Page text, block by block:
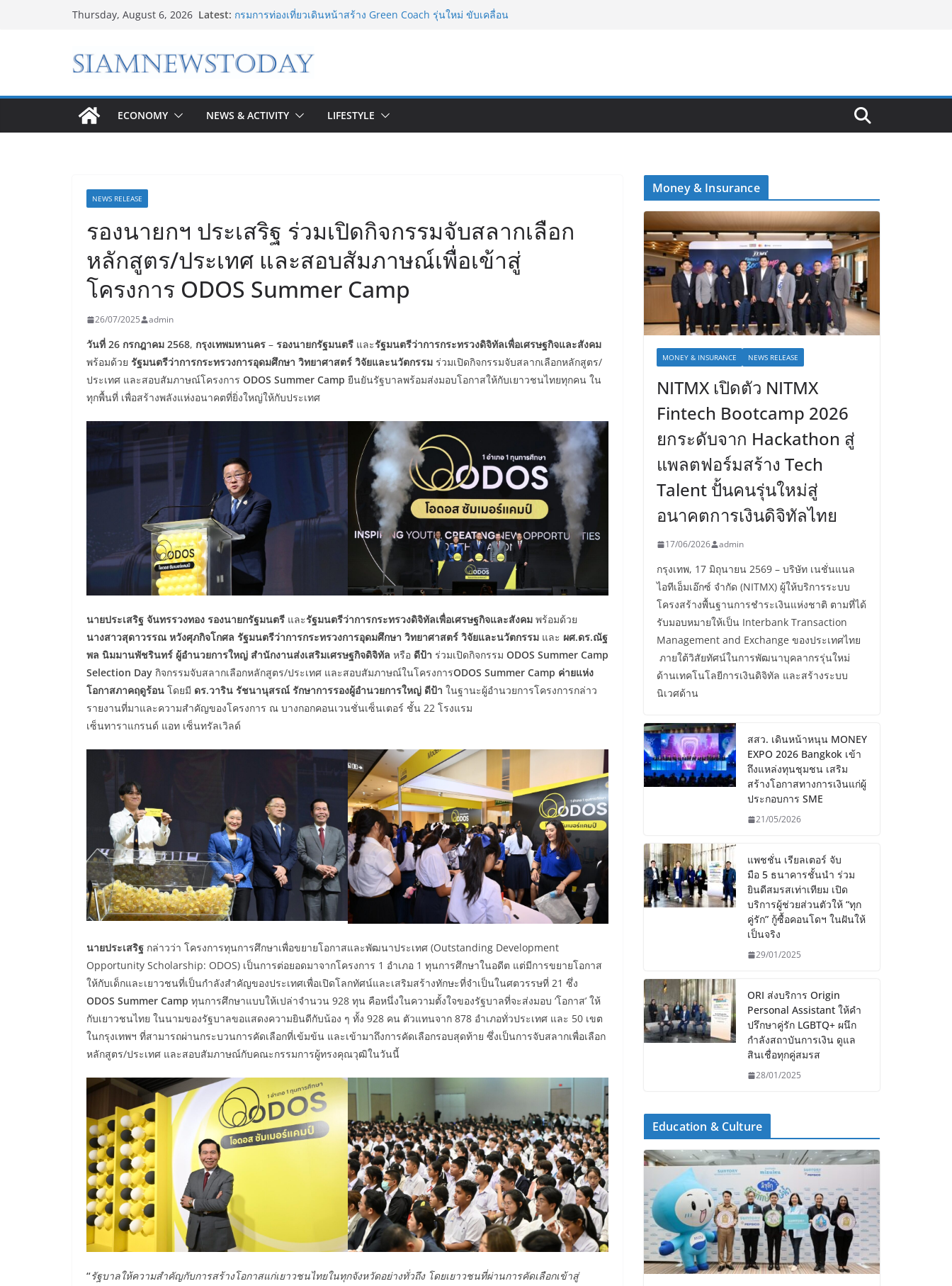
Thursday, August 6, 2026 Latest: เจาะเบื้องหลังความสำเร็จของ The 1 Day 2026 จากแคมเปญสู่
การท่องเที่ยวไทยสู่มาตรฐานสากล ภายใต้ Thailand Green
Tourism Plan 2030
100% ครองที่ 1 ในใจผู้บริโภค 8 ปีซ้อน
“อนาคตของลูก” เริ่มต้นจากการเลือกโรงเรียนที่ใช่ !!! เปิดมุมมอง
ECONOMY NEWS & ACTIVITY LIFESTYLE
NEWS RELEASE
รองนายกฯ ประเสริฐ ร่วมเปิดกิจกรรมจับสลากเลือก
หลักสูตร/ประเทศ และสอบสัมภาษณ์เพื่อเข้าสู่
โครงการ ODOS Summer Camp
26/07/2025 admin
วันที่ 26 กรกฎาคม 2568, กรุงเทพมหานคร – รองนายกรัฐมนตรี และรัฐมนตรีว่าการกระทรวงดิจิทัลเพื่อเศรษฐกิจและสังคม
พร้อมด้วย รัฐมนตรีว่าการกระทรวงการอุดมศึกษา วิทยาศาสตร์ วิจัยและนวัตกรรม ร่วมเปิดกิจกรรมจับสลากเลือกหลักสูตร/
ประเทศ และสอบสัมภาษณ์โครงการ ODOS Summer Camp ยืนยันรัฐบาลพร้อมส่งมอบโอกาสให้กับเยาวชนไทยทุกคน ใน
ทุกพื้นที่ เพื่อสร้างพลังแห่งอนาคตที่ยิ่งใหญ่ให้กับประเทศ
นายประเสริฐ จันทรรวงทอง รองนายกรัฐมนตรี และรัฐมนตรีว่าการกระทรวงดิจิทัลเพื่อเศรษฐกิจและสังคม พร้อมด้วย
นางสาวสุดาวรรณ หวังศุภกิจโกศล รัฐมนตรีว่าการกระทรวงการอุดมศึกษา วิทยาศาสตร์ วิจัยและนวัตกรรม และ ผศ.ดร.ณัฐ
พล นิมมานพัชรินทร์ ผู้อำนวยการใหญ่ สำนักงานส่งเสริมเศรษฐกิจดิจิทัล หรือ ดีป้า ร่วมเปิดกิจกรรม ODOS Summer Camp
Selection Day กิจกรรมจับสลากเลือกหลักสูตร/ประเทศ และสอบสัมภาษณ์ในโครงการODOS Summer Camp ค่ายแห่ง
โอกาสภาคฤดูร้อน โดยมี ดร.วาริน รัชนานุสรณ์ รักษาการรองผู้อำนวยการใหญ่ ดีป้า ในฐานะผู้อำนวยการโครงการกล่าว
รายงานที่มาและความสำคัญของโครงการ ณ บางกอกคอนเวนชั่นเซ็นเตอร์ ชั้น 22 โรงแรม
เซ็นทาราแกรนด์ แอท เซ็นทรัลเวิลด์
นายประเสริฐ กล่าวว่า โครงการทุนการศึกษาเพื่อขยายโอกาสและพัฒนาประเทศ (Outstanding Development
Opportunity Scholarship: ODOS) เป็นการต่อยอดมาจากโครงการ 1 อำเภอ 1 ทุนการศึกษาในอดีต แต่มีการขยายโอกาส
ให้กับเด็กและเยาวชนที่เป็นกำลังสำคัญของประเทศเพื่อเปิดโลกทัศน์และเสริมสร้างทักษะที่จำเป็นในศตวรรษที่ 21 ซึ่ง
ODOS Summer Camp ทุนการศึกษาแบบให้เปล่าจำนวน 928 ทุน คือหนึ่งในความตั้งใจของรัฐบาลที่จะส่งมอบ ‘โอกาส’ ให้
กับเยาวชนไทย ในนามของรัฐบาลขอแสดงความยินดีกับน้อง ๆ ทั้ง 928 คน ตัวแทนจาก 878 อำเภอทั่วประเทศ และ 50 เขต
ในกรุงเทพฯ ที่สามารถผ่านกระบวนการคัดเลือกที่เข้มข้น และเข้ามาถึงการคัดเลือกรอบสุดท้าย ซึ่งเป็นการจับสลากเพื่อเลือก
หลักสูตร/ประเทศ และสอบสัมภาษณ์กับคณะกรรมการผู้ทรงคุณวุฒิในวันนี้
“รัฐบาลให้ความสำคัญกับการสร้างโอกาสแก่เยาวชนไทยในทุกจังหวัดอย่างทั่วถึง โดยเยาวชนที่ผ่านการคัดเลือกเข้าสู่
Money & Insurance
MONEY & INSURANCE NEWS RELEASE
NITMX เปิดตัว NITMX
Fintech Bootcamp 2026
ยกระดับจาก Hackathon สู่
แพลตฟอร์มสร้าง Tech
Talent ปั้นคนรุ่นใหม่สู่
อนาคตการเงินดิจิทัลไทย
17/06/2026 admin
กรุงเทพ, 17 มิถุนายน 2569 – บริษัท เนชั่นแนล
ไอทีเอ็มเอ๊กซ์ จำกัด (NITMX) ผู้ให้บริการระบบ
โครงสร้างพื้นฐานการชำระเงินแห่งชาติ ตามที่ได้
รับมอบหมายให้เป็น Interbank Transaction
Management and Exchange ของประเทศไทย
ภายใต้วิสัยทัศน์ในการพัฒนาบุคลากรรุ่นใหม่
ด้านเทคโนโลยีการเงินดิจิทัล และสร้างระบบ
นิเวศด้าน
สสว. เดินหน้าหนุน MONEY
EXPO 2026 Bangkok เข้า
ถึงแหล่งทุนชุมชน เสริม
สร้างโอกาสทางการเงินแก่ผู้
ประกอบการ SME
21/05/2026
แพชชั่น เรียลเตอร์ จับ
มือ 5 ธนาคารชั้นนำ ร่วม
ยินดีสมรสเท่าเทียม เปิด
บริการผู้ช่วยส่วนตัวให้ “ทุก
คู่รัก” กู้ซื้อคอนโดฯ ในฝันให้
เป็นจริง
29/01/2025
ORI ส่งบริการ Origin
Personal Assistant ให้คำ
ปรึกษาคู่รัก LGBTQ+ ผนึก
กำลังสถาบันการเงิน ดูแล
สินเชื่อทุกคู่สมรส
28/01/2025
Education & Culture